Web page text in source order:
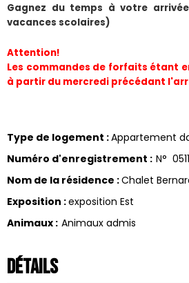
Gagnez du temps à votre
vacances scolaires)
Attention!
Les commandes de forfaits étant
à partir du mercredi précédant
Type de logement :Appartement
Numéro d'enregistrement : N°
Nom de la résidence :Chalet
Exposition :exposition Est
Animaux : Animaux admis
Détails